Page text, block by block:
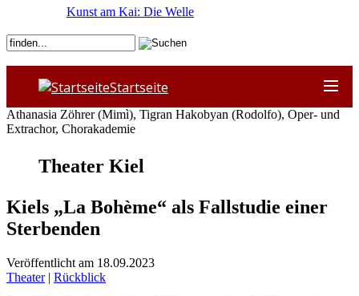
Startseite
Athanasia Zöhrer (Mimì), Tigran Hakobyan (Rodolfo), Oper- und
Extrachor, Chorakademie
Theater Kiel
Kiels „La Bohème“ als Fallstudie einer
Sterbenden
Veröffentlicht am 18.09.2023
Theater| Rückblick
Kunst am Kai: Die Welle